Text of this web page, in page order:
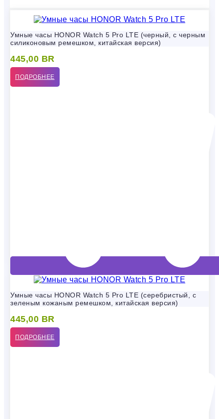
Умные часы HONOR Watch 5 Pro LTE (черный, с черным
силиконовым ремешком, китайская версия)
445,00 BR
ПОДРОБНЕЕ
Умные часы HONOR Watch 5 Pro LTE (серебристый, с
зеленым кожаным ремешком, китайская версия)
445,00 BR
ПОДРОБНЕЕ